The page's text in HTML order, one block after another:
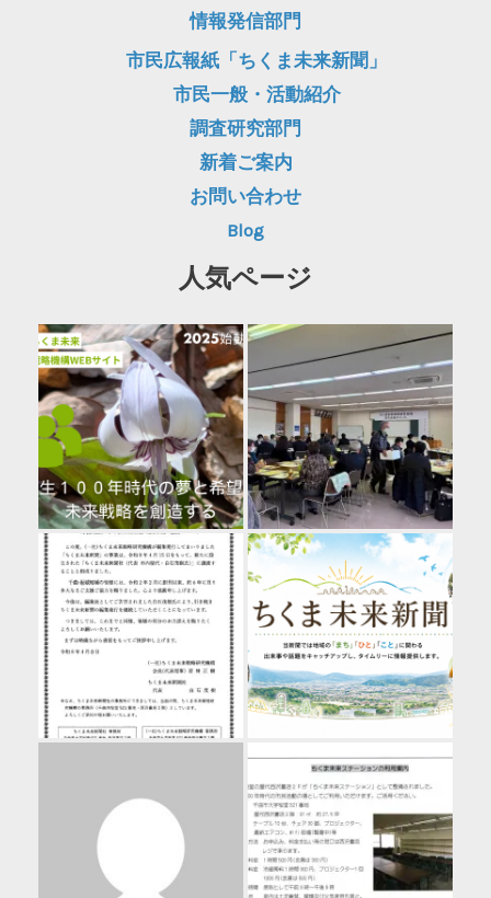
情報発信部門
市民広報紙「ちくま未来新聞」
市民一般・活動紹介
調査研究部門
新着ご案内
お問い合わせ
Blog
人気ページ